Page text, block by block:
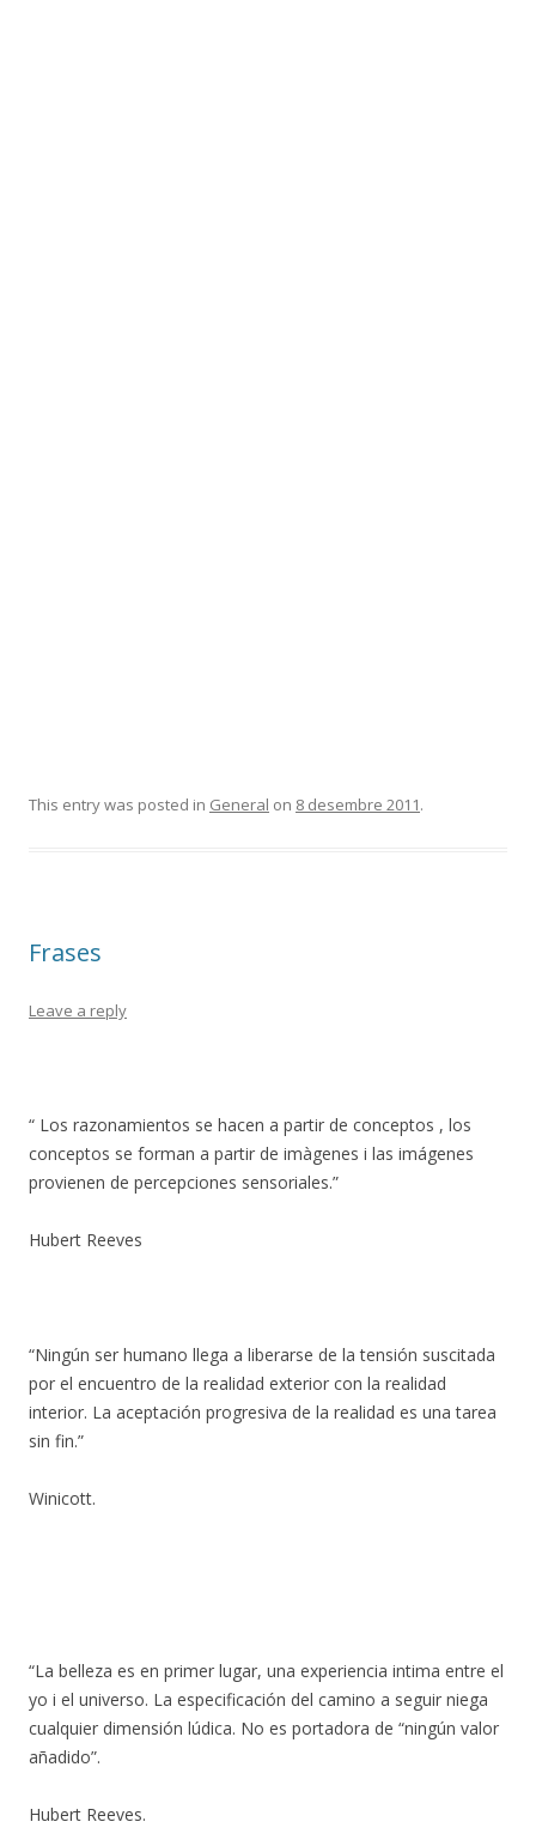
This entry was posted in General on 8 desembre 2011.
Frases
Leave a reply
“ Los razonamientos se hacen a partir de conceptos , los
conceptos se forman a partir de imàgenes i las imágenes
provienen de percepciones sensoriales.”
Hubert Reeves
“Ningún ser humano llega a liberarse de la tensión suscitada
por el encuentro de la realidad exterior con la realidad
interior. La aceptación progresiva de la realidad es una tarea
sin fin.”
Winicott.
“La belleza es en primer lugar, una experiencia intima entre el
yo i el universo. La especificación del camino a seguir niega
cualquier dimensión lúdica. No es portadora de “ningún valor
añadido”.
Hubert Reeves.